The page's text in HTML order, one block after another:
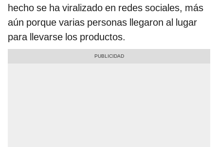
hecho se ha viralizado en redes sociales, más
aún porque varias personas llegaron al lugar
para llevarse los productos.